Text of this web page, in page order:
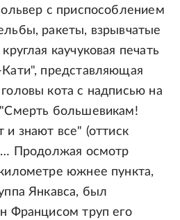
с приспособлением
ракеты, взрывчатые
каучуковая печать
представляющая
кота с надписью на
большевикам!
знают все" (оттиск
Продолжая осмотр
южнее пункта,
Янкавса, был
Францисом труп его